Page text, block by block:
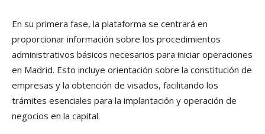
En su primera fase, la plataforma se centrará en
proporcionar información sobre los procedimientos
administrativos básicos necesarios para iniciar operaciones
en Madrid. Esto incluye orientación sobre la constitución de
empresas y la obtención de visados, facilitando los
trámites esenciales para la implantación y operación de
negocios en la capital.